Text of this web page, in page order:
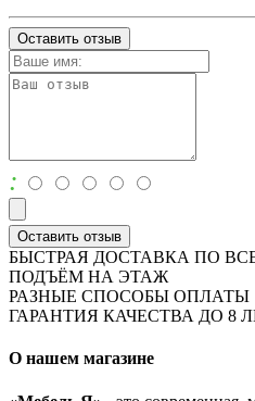
Оставить отзыв
:
Оставить отзыв
БЫСТРАЯ ДОСТАВКА ПО
ПОДЪЁМ НА ЭТАЖ
РАЗНЫЕ СПОСОБЫ ОПЛАТЫ
ГАРАНТИЯ КАЧЕСТВА ДО 8
О нашем магазине